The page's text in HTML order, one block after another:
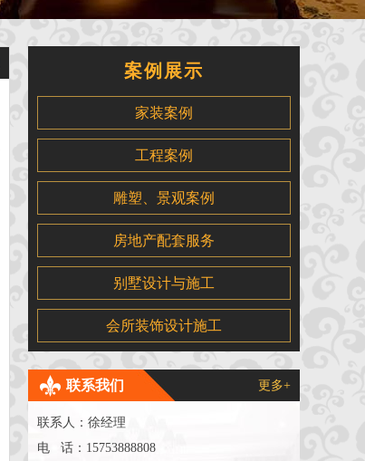
案例展示
家装案例
工程案例
雕塑、景观案例
房地产配套服务
别墅设计与施工
会所装饰设计施工
联系我们 更多+
联系人：徐经理
电 话：15753888808